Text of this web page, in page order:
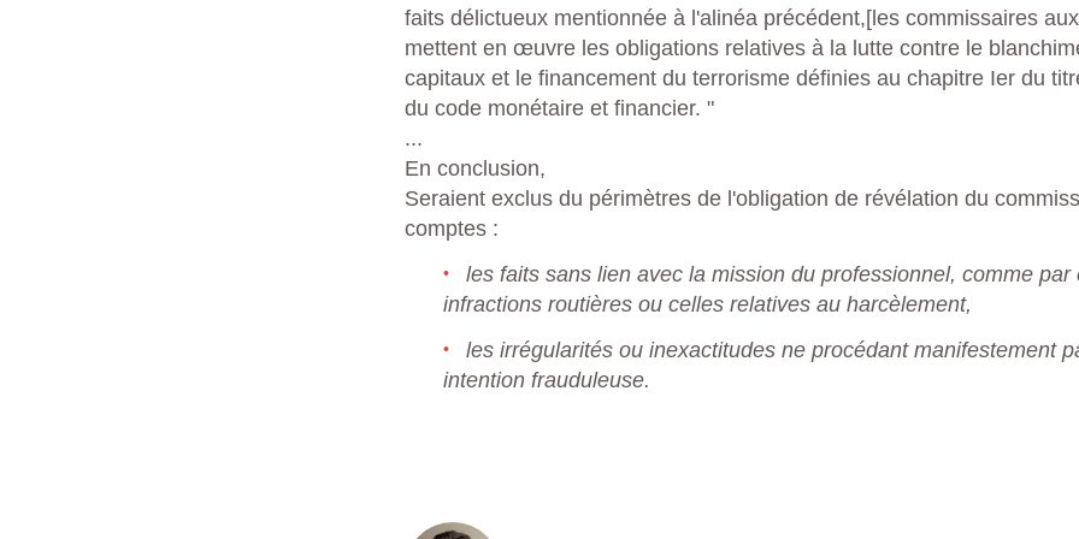
faits délictueux mentionnée à l'alinéa précédent,[les commissaires
mettent en œuvre les obligations relatives à la lutte contre le
capitaux et le financement du terrorisme définies au chapitre Ier du
du code monétaire et financier. "
...
En conclusion,
Seraient exclus du périmètres de l'obligation de révélation du
comptes :
les faits sans lien avec la mission du professionnel, comme par
infractions routières ou celles relatives au harcèlement,
les irrégularités ou inexactitudes ne procédant manifestement
intention frauduleuse.